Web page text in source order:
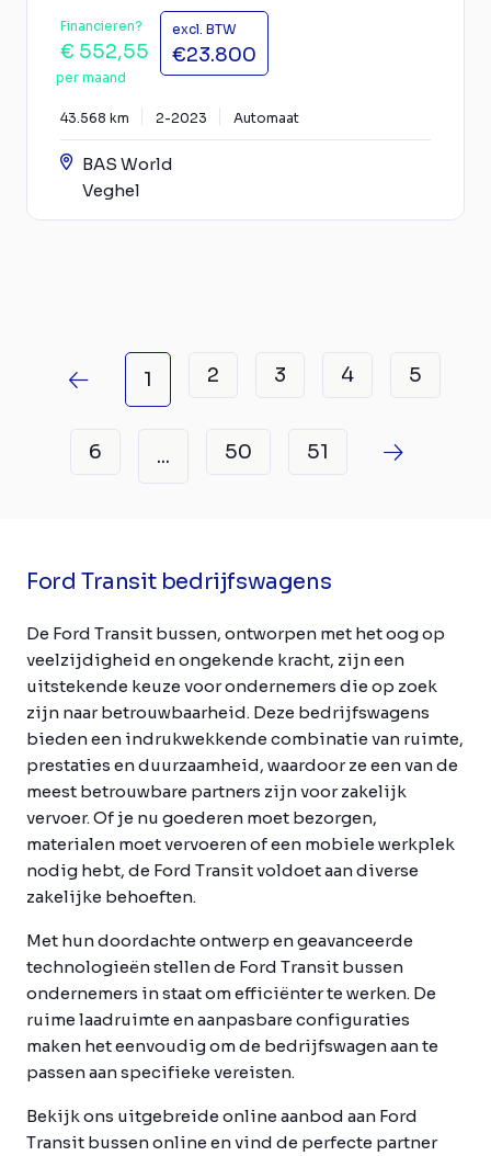
Financieren?
€ 552,55
per maand
excl. BTW
€23.800
43.568 km 2-2023 Automaat
BAS World
Veghel
1 2 3 4 5
6 ... 50 51
Ford Transit bedrijfswagens
De Ford Transit bussen, ontworpen met het oog op
veelzijdigheid en ongekende kracht, zijn een
uitstekende keuze voor ondernemers die op zoek
zijn naar betrouwbaarheid. Deze bedrijfswagens
bieden een indrukwekkende combinatie van ruimte,
prestaties en duurzaamheid, waardoor ze een van de
meest betrouwbare partners zijn voor zakelijk
vervoer. Of je nu goederen moet bezorgen,
materialen moet vervoeren of een mobiele werkplek
nodig hebt, de Ford Transit voldoet aan diverse
zakelijke behoeften.
Met hun doordachte ontwerp en geavanceerde
technologieën stellen de Ford Transit bussen
ondernemers in staat om efficiënter te werken. De
ruime laadruimte en aanpasbare configuraties
maken het eenvoudig om de bedrijfswagen aan te
passen aan specifieke vereisten.
Bekijk ons uitgebreide online aanbod aan Ford
Transit bussen online en vind de perfecte partner